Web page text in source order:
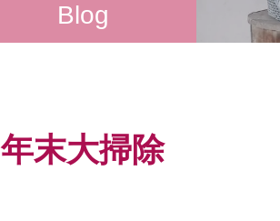
Blog
年末大掃除